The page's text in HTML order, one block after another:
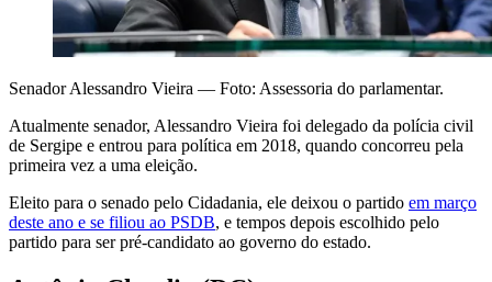
Senador Alessandro Vieira — Foto: Assessoria do parlamentar.
Atualmente senador, Alessandro Vieira foi delegado da polícia civil
de Sergipe e entrou para política em 2018, quando concorreu pela
primeira vez a uma eleição.
Eleito para o senado pelo Cidadania, ele deixou o partido em março
deste ano e se filiou ao PSDB, e tempos depois escolhido pelo
partido para ser pré-candidato ao governo do estado.